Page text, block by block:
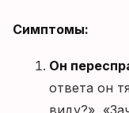
Симптомы:
Он
ответа он
виду?»,